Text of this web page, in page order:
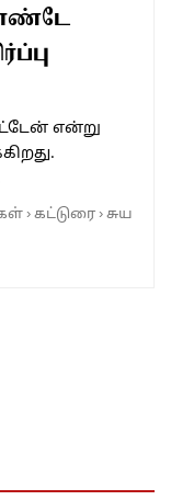
என்று
›கட்டுரை›சுய